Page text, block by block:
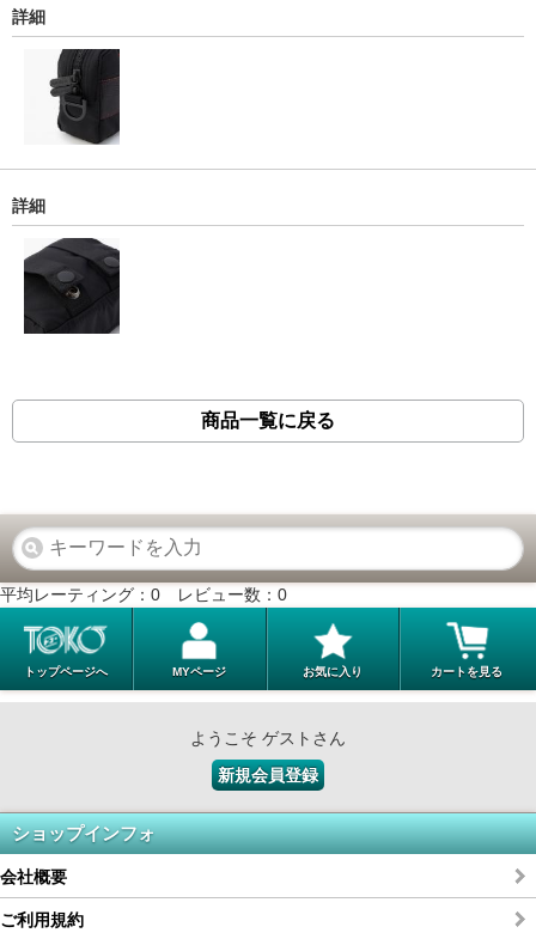
詳細
詳細
商品一覧に戻る
平均レーティング： 0 レビュー数： 0
トップページへ MYページ お気に入り カートを見る
ようこそ ゲストさん
新規会員登録
ショップインフォ
会社概要
ご利用規約